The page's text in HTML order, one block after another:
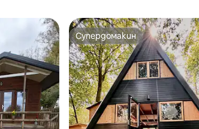
Супердомакин
Супердомакин